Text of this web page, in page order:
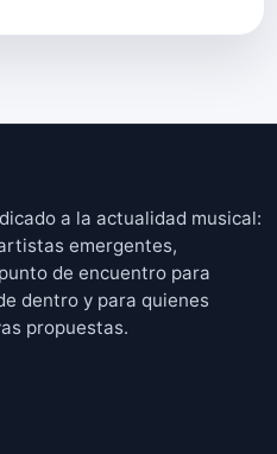
a la actualidad musical:
emergentes,
de encuentro para
dentro y para quienes
propuestas.